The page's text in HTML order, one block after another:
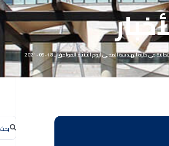
في كلية الهندسة المدني ليوم الثلاثاء الموافق لـ 18-05-2021